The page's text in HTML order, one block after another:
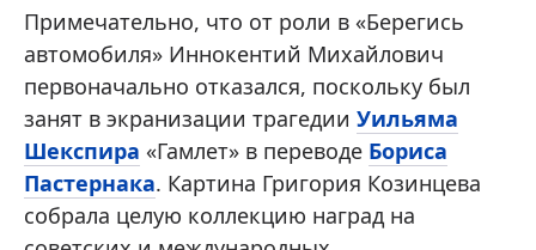
Примечательно, что от роли в «Берегись
автомобиля» Иннокентий Михайлович
первоначально отказался, поскольку был
занят в экранизации трагедии Уильяма
Шекспира «Гамлет» в переводе Бориса
Пастернака. Картина Григория Козинцева
собрала целую коллекцию наград на